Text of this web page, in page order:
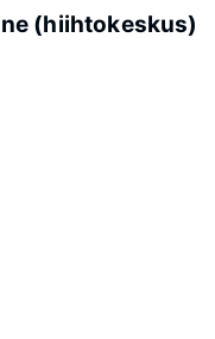
(hiihtokeskus)